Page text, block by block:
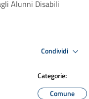
Alunni Disabili
Condividi
Categorie:
Comune